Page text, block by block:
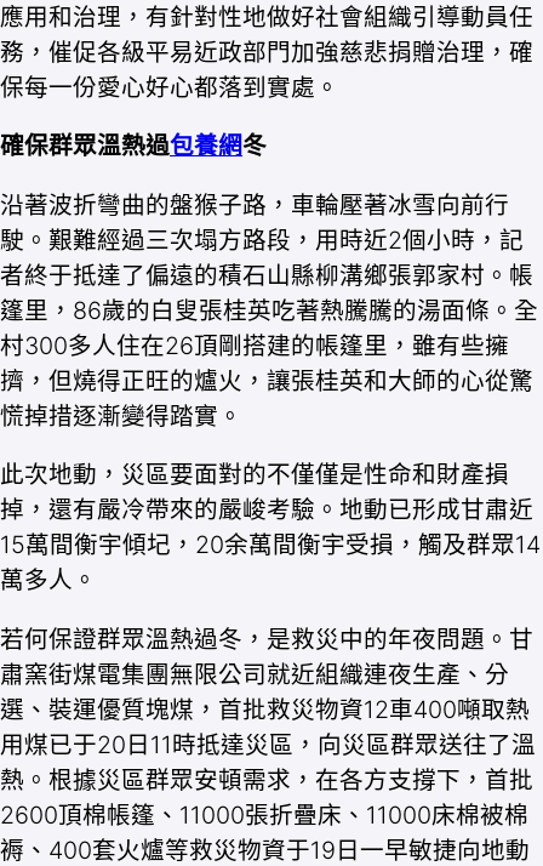
應用和治理，有針對性地做好社會組織引導動員任
務，催促各級平易近政部門加強慈悲捐贈治理，確
保每一份愛心好心都落到實處。
確保群眾溫熱過包養網冬
沿著波折彎曲的盤猴子路，車輪壓著冰雪向前行
駛。艱難經過三次塌方路段，用時近2個小時，記
者終于抵達了偏遠的積石山縣柳溝鄉張郭家村。帳
篷里，86歲的白叟張桂英吃著熱騰騰的湯面條。全
村300多人住在26頂剛搭建的帳篷里，雖有些擁
擠，但燒得正旺的爐火，讓張桂英和大師的心從驚
慌掉措逐漸變得踏實。
此次地動，災區要面對的不僅僅是性命和財產損
掉，還有嚴冷帶來的嚴峻考驗。地動已形成甘肅近
15萬間衡宇傾圮，20余萬間衡宇受損，觸及群眾14
萬多人。
若何保證群眾溫熱過冬，是救災中的年夜問題。甘
肅窯街煤電集團無限公司就近組織連夜生產、分
選、裝運優質塊煤，首批救災物資12車400噸取熱
用煤已于20日11時抵達災區，向災區群眾送往了溫
熱。根據災區群眾安頓需求，在各方支撐下，首批
2600頂棉帳篷、11000張折疊床、11000床棉被棉
褥、400套火爐等救災物資于19日一早敏捷向地動